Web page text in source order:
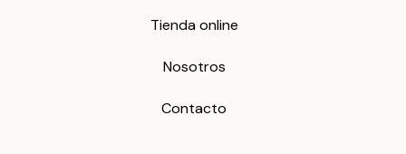
Tienda online
Nosotros
Contacto